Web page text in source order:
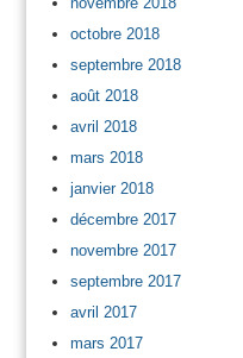
octobre 2018
septembre 2018
août 2018
avril 2018
mars 2018
janvier 2018
décembre 2017
novembre 2017
septembre 2017
avril 2017
mars 2017